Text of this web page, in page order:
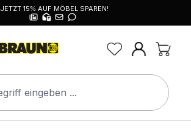
JETZT 15% AUF MÖBEL SPAREN!